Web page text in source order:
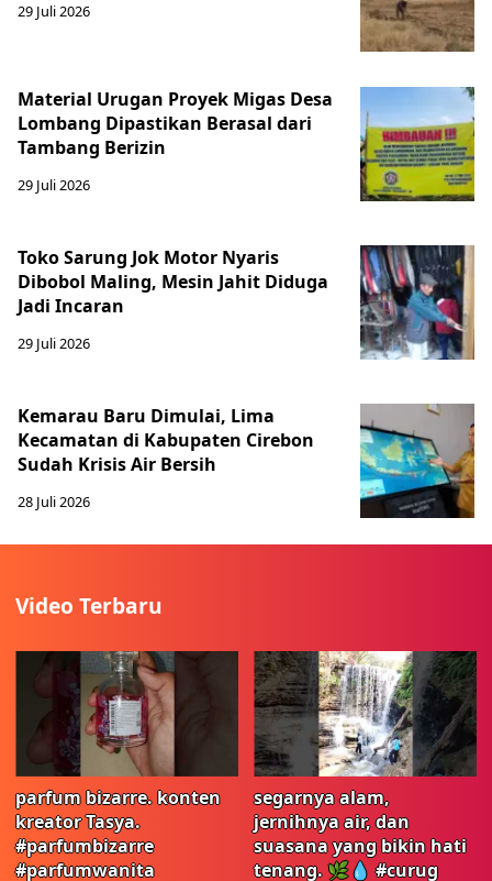
29 Juli 2026
Material Urugan Proyek Migas Desa
Lombang Dipastikan Berasal dari
Tambang Berizin
29 Juli 2026
Toko Sarung Jok Motor Nyaris
Dibobol Maling, Mesin Jahit Diduga
Jadi Incaran
29 Juli 2026
Kemarau Baru Dimulai, Lima
Kecamatan di Kabupaten Cirebon
Sudah Krisis Air Bersih
28 Juli 2026
Video Terbaru
parfum bizarre. konten
kreator Tasya.
#parfumbizarre
#parfumwanita
segarnya alam,
jernihnya air, dan
suasana yang bikin hati
tenang. 🌿💧 #curug